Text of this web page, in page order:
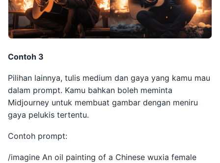
Contoh 3
Pilihan lainnya, tulis medium dan gaya yang kamu mau
dalam prompt. Kamu bahkan boleh meminta
Midjourney untuk membuat gambar dengan meniru
gaya pelukis tertentu.
Contoh prompt:
/imagine An oil painting of a Chinese wuxia female